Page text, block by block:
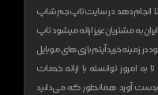
انجام دهد در سایت تاپ جم شاپ
به مشتریان عزیز ارائه میشودتاپ
زمینه خرید آیتم بازی های موبایل
امروز توانسته با ارائه خدمات
بدست آورد. همانطور که می‌دانید